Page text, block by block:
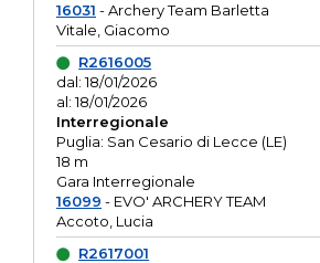
16031 - Archery Team Barletta
Vitale, Giacomo
R2616005
dal: 18/01/2026
al: 18/01/2026
Interregionale
Puglia: San Cesario di Lecce (LE)
18 m
Gara Interregionale
16099 - EVO' ARCHERY TEAM
Accoto, Lucia
R2617001